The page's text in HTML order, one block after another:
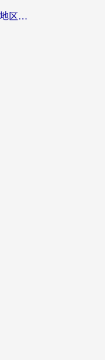
海外党追剧必备：手机解除地区限制app怎么选？解决央视视频&国内剧地区限制全指南